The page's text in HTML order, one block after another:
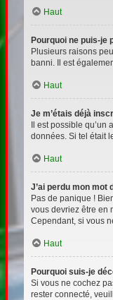
Haut
Pourquoi ne puis-je
Plusieurs raisons
banni. Il est
Haut
Je m’étais déjà
Il est possible
données. Si tel était
Haut
J’ai perdu mon mot
Pas de panique !
vous devriez être en
Cependant, si vous
Haut
Pourquoi suis-je
Si vous ne cochez
rester connecté,